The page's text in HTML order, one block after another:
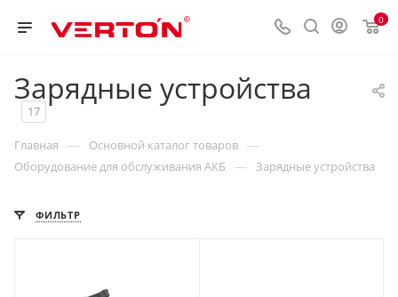
0
Зарядные устройства
17
Главная — Основной каталог товаров —
Оборудование для обслуживания АКБ — Зарядные устройства
ФИЛЬТР